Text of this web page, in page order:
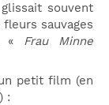
souvent
sauvages
« Frau Minne
petit film (en
: